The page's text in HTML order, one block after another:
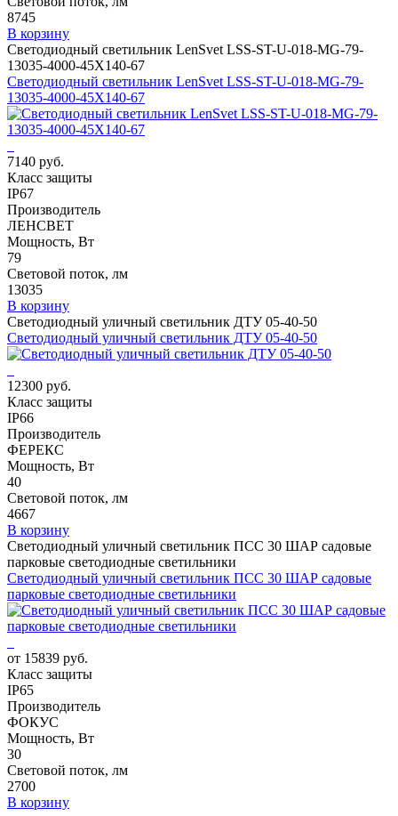
8745
В корзину
Светодиодный светильник LenSvet LSS-ST-U-018-MG-79-
13035-4000-45X140-67
Светодиодный светильник LenSvet LSS-ST-U-018-MG-79-
13035-4000-45X140-67
7140 руб.
Класс защиты
IP67
Производитель
ЛЕНСВЕТ
Мощность, Вт
79
Световой поток, лм
13035
В корзину
Светодиодный уличный светильник ДТУ 05-40-50
Светодиодный уличный светильник ДТУ 05-40-50
12300 руб.
Класс защиты
IP66
Производитель
ФЕРЕКС
Мощность, Вт
40
Световой поток, лм
4667
В корзину
Светодиодный уличный светильник ПСС 30 ШАР садовые
парковые светодиодные светильники
Светодиодный уличный светильник ПСС 30 ШАР садовые
парковые светодиодные светильники
от 15839 руб.
Класс защиты
IP65
Производитель
ФОКУС
Мощность, Вт
30
Световой поток, лм
2700
В корзину